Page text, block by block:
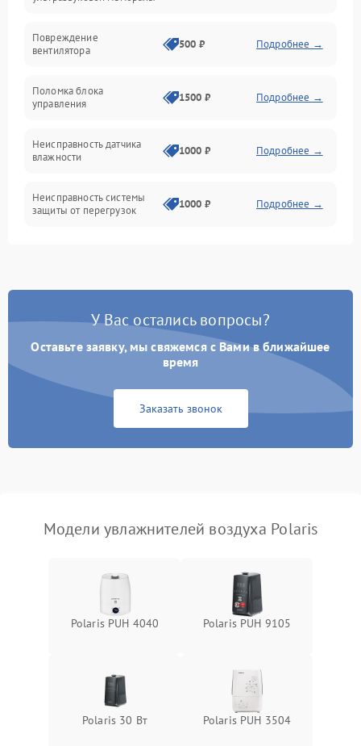
Датчики
Повреждение
вентилятора
500 ₽ Подробнее →
Поломка блока
управления
1500 ₽ Подробнее →
Неисправность датчика
влажности
1000 ₽ Подробнее →
Неисправность системы
защиты от перегрузок
1000 ₽ Подробнее →
Поломка системы защиты
от короткого замыкания
1000 ₽ Подробнее →
защиты от перегрева
Подробнее →
Повреждение системы
перенапряжения
Подробнее →
У Вас остались вопросы?
Оставьте заявку, мы свяжемся с Вами в ближайшее
время
Заказать звонок
Модели увлажнителей воздуха Polaris
Polaris PUH 4040 Polaris PUH 9105
Polaris 30 Вт Polaris PUH 3504